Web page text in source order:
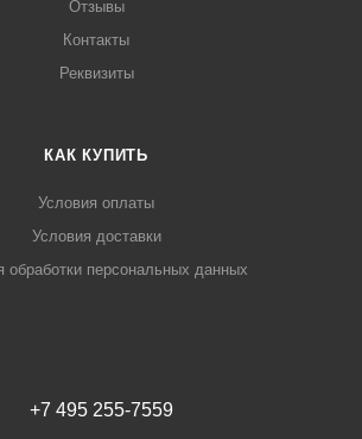
Отзывы
Контакты
Реквизиты
КАК КУПИТЬ
Условия оплаты
Условия доставки
обработки персональных данных
+7 495 255-7559